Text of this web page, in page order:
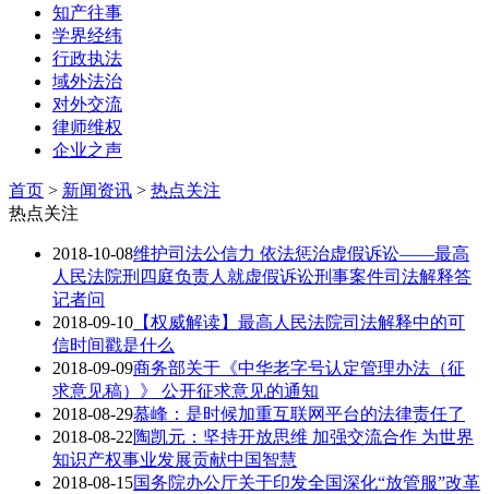
知产往事
学界经纬
行政执法
域外法治
对外交流
律师维权
企业之声
首页 > 新闻资讯 > 热点关注
热点关注
2018-10-08维护司法公信力 依法惩治虚假诉讼——最高
人民法院刑四庭负责人就虚假诉讼刑事案件司法解释答
记者问
2018-09-10 【权威解读】最高人民法院司法解释中的可
信时间戳是什么
2018-09-09商务部关于《中华老字号认定管理办法（征
求意见稿）》 公开征求意见的通知
2018-08-29慕峰：是时候加重互联网平台的法律责任了
2018-08-22陶凯元：坚持开放思维 加强交流合作 为世界
知识产权事业发展贡献中国智慧
2018-08-15国务院办公厅关于印发全国深化“放管服”改革